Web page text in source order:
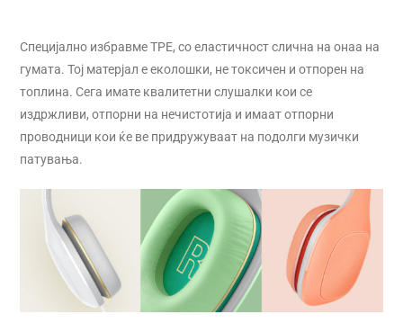
Специјално избравме TPE, со еластичност слична на онаа на
гумата. Тој матерјал е еколошки, не токсичен и отпорен на
топлина. Сега имате квалитетни слушалки кои се
издржливи, отпорни на нечистотија и имаат отпорни
проводници кои ќе ве придружуваат на подолги музички
патувања.